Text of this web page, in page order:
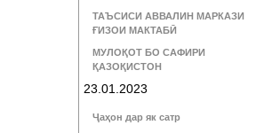
ТАЪСИСИ АВВАЛИН МАРКАЗИ
ҒИЗОИ МАКТАБӢ
МУЛОҚОТ БО САФИРИ
ҚАЗОҚИСТОН
23.01.2023
Ҷаҳон дар як сатр